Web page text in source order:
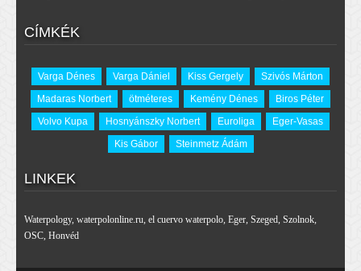
CÍMKÉK
Varga Dénes Varga Dániel Kiss Gergely
Szivós Márton
Madaras Norbert
ötméteres Kemény Dénes
Biros Péter
Volvo Kupa
Hosnyánszky Norbert Euroliga
Eger-Vasas
Kis Gábor
Steinmetz Ádám
LINKEK
Waterpology, waterpolonline.ru, el cuervo waterpolo, Eger, Szeged, Szolnok,
OSC, Honvéd